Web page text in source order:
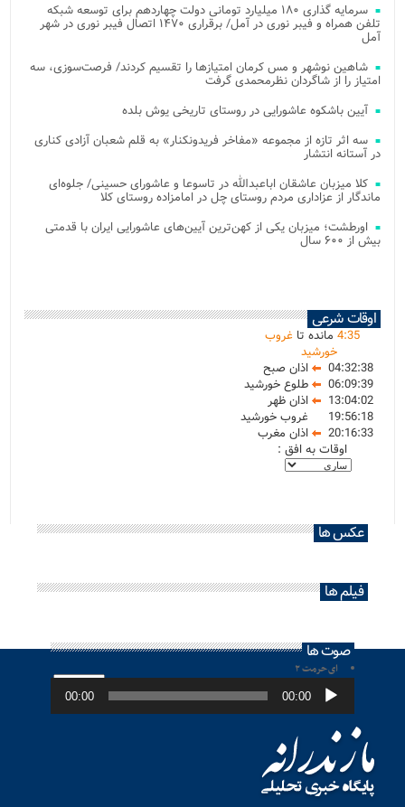
سرمایه گذاری ۱۸۰ میلیارد تومانی دولت چهاردهم برای توسعه شبکه
تلفن همراه و فیبر نوری در آمل/ برقراری ۱۴۷۰ اتصال فیبر نوری در شهر
آمل
شاهین نوشهر و مس کرمان امتیازها را تقسیم کردند/ فرصت‌سوزی، سه
امتیاز را از شاگردان نظرمحمدی گرفت
آیین باشکوه عاشورایی در روستای تاریخی یوش بلده
سه اثر تازه از مجموعه «مفاخر فریدونکنار» به قلم شعبان آزادی کناری
در آستانه انتشار
کلا میزبان عاشقان اباعبدالله در تاسوعا و عاشورای حسینی/ جلوه‌ای
ماندگار از عزاداری مردم روستای چل در امامزاده روستای کلا
اورطشت؛ میزبان یکی از کهن‌ترین آیین‌های عاشورایی ایران با قدمتی
بیش از ۶۰۰ سال
اوقات شرعی
4:35 مانده تاغروب
خورشید
04:32:38
اذان صبح
06:09:39
طلوع خورشید
13:04:02
اذان ظهر
19:56:18
غروب خورشید
20:16:33
اذان مغرب
اوقات به افق :
عکس ها
فیلم ها
صوت ها
ای حرمت ۲
پخش‌کننده
صوت 00:00
00:00